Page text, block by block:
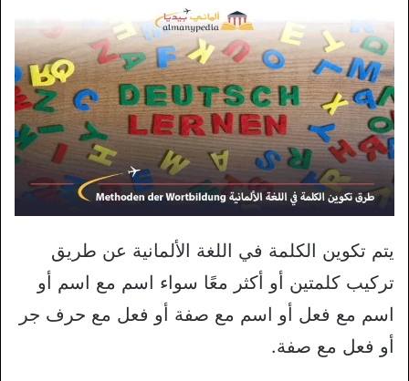
يتم تكوين الكلمة في اللغة الألمانية عن طريق
تركيب كلمتين أو أكثر معًا سواء اسم مع اسم أو
اسم مع فعل أو اسم مع صفة أو فعل مع حرف جر
أو فعل مع صفة.